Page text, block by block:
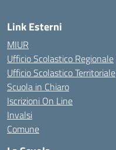
Link Esterni
MIUR
Ufficio Scolastico Regionale
Ufficio Scolastico Territoriale
Scuola in Chiaro
Iscrizioni On Line
Invalsi
Comune